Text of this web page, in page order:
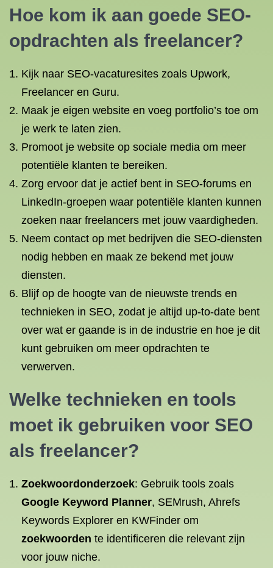
Hoe kom ik aan goede SEO-
opdrachten als freelancer?
Kijk naar SEO-vacaturesites zoals Upwork,
Freelancer en Guru.
Maak je eigen website en voeg portfolio’s toe om
je werk te laten zien.
Promoot je website op sociale media om meer
potentiële klanten te bereiken.
Zorg ervoor dat je actief bent in SEO-forums en
LinkedIn-groepen waar potentiële klanten kunnen
zoeken naar freelancers met jouw vaardigheden.
Neem contact op met bedrijven die SEO-diensten
nodig hebben en maak ze bekend met jouw
diensten.
Blijf op de hoogte van de nieuwste trends en
technieken in SEO, zodat je altijd up-to-date bent
over wat er gaande is in de industrie en hoe je dit
kunt gebruiken om meer opdrachten te
verwerven.
Welke technieken en tools
moet ik gebruiken voor SEO
als freelancer?
Zoekwoordonderzoek: Gebruik tools zoals
Google Keyword Planner, SEMrush, Ahrefs
Keywords Explorer en KWFinder om
zoekwoorden te identificeren die relevant zijn
voor jouw niche.